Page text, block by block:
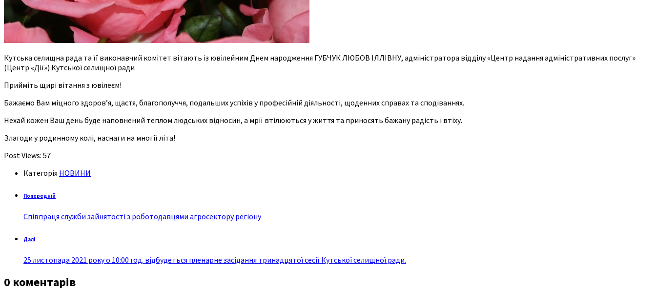
Кутська селищна рада та її виконавчий комітет вітають із ювілейним Днем народження ГУБЧУК ЛЮБОВ ІЛЛІВНУ, адміністратора відділу «Центр надання адміністративних послуг»
(Центр «Дії») Кутської селищної ради
Прийміть щирі вітання з ювілеєм!
Бажаємо Вам міцного здоров’я, щастя, благополуччя, подальших успіхів у професійній діяльності, щоденних справах та сподіваннях.
Нехай кожен Ваш день буде наповнений теплом людських відносин, а мрії втілюються у життя та приносять бажану радість і втіху.
Злагоди у родинному колі, наснаги на многії літа!
Post Views: 57
Категорія НОВИНИ
Попередній
Співпраця служби зайнятості з роботодавцями агросектору регіону
Далі
25 листопада 2021 року о 10:00 год. відбудеться пленарне засідання тринадцятої сесії Кутської селищної ради.
0 коментарів